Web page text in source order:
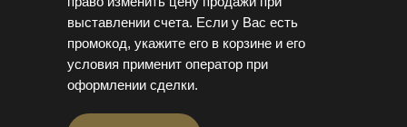
выставлении счета. Если у Вас есть
промокод, укажите его в корзине и его
условия применит оператор при
оформлении сделки.